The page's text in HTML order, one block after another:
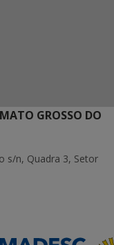
GROSSO DO
s/n, Quadra 3, Setor